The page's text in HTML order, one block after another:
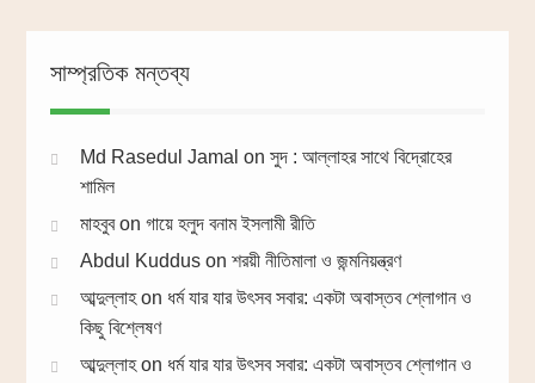
সাম্প্রতিক মন্তব্য
Md Rasedul Jamal on সুদ : আল্লাহর সাথে বিদ্রোহের
শামিল
মাহবুবon গায়ে হলুদ বনাম ইসলামী রীতি
Abdul Kudduson শরয়ী নীতিমালা ও জন্মনিয়ন্ত্রণ
আব্দুল্লাহon ধর্ম যার যার উৎসব সবার: একটা অবাস্তব শ্লোগান ও
কিছু বিশ্লেষণ
আব্দুল্লাহon ধর্ম যার যার উৎসব সবার: একটা অবাস্তব শ্লোগান ও